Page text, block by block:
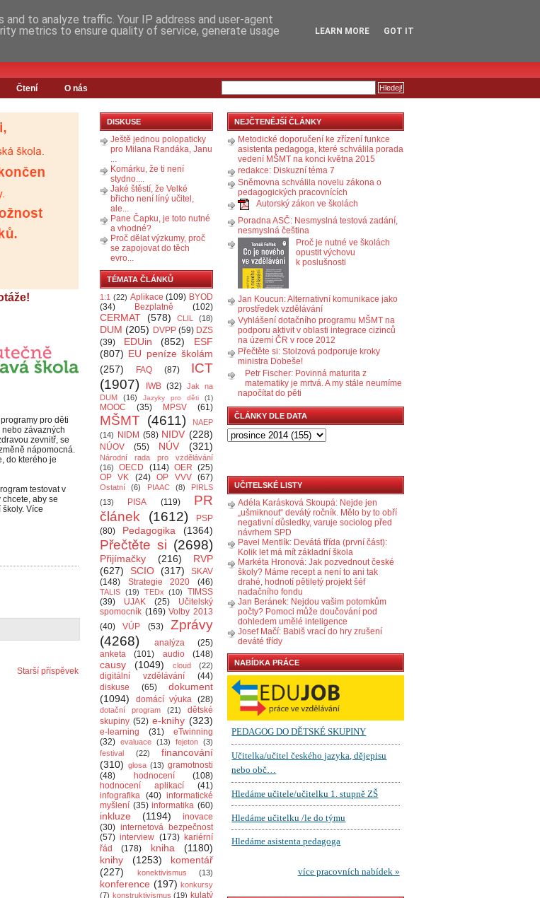
Čtení O nás
pro děti
závazných
zevnitř, se
nápomocná.
do kterého je
testovat v
aby se
Více
Starší příspěvek
DISKUSE
Ještě jednou polopaticky
pro Milana Randáka, Janu
...
Komárku, že ti není
stydno....
Jaké štěstí, že Velké
břicho není líný učitel,
ale...
Pane Čapku, je toto nutné
a vhodné?
Proč dělat výzkumy, proč
se zapojovat do těch
evro...
TÉMATA ČLÁNKŮ
1:1 (22) Aplikace (109) BYOD
(34)
Bezplatně (102)
CERMAT (578) CLIL (18)
DUM (205) DVPP (59) DZS
(39)
EDUin (852)
ESF
(807) EU peníze školám
(257)
FAQ (87)
ICT
(1907)
IWB (32) Jak na
DUM
(16) Jazyky pro děti (1)
MOOC (35) MPSV (61)
MŠMT (4611)
NAEP
(14)
NIDM (58) NIDV (228)
NÚOV (55) NÚV (321)
Národní rada pro vzdělávání
(16)
OECD (114) OER (25)
OP VK
(24) OP VVV (67)
Ostatní (6) PIAAC (8)
PIRLS
(13)
PISA (119)
PR
článek
(1612)
PSP
(80)
Pedagogika (1364)
Přečtěte si (2698)
Přijímačky (216)
RVP
(627)
SCIO (317)
SKAV
(148)
Strategie 2020 (46)
TALIS (19) TEDx (10)
TIMSS
(39)
UJAK (25)
Učitelský
spomocník (169) Volby 2013
(40)
VÚP (53)
Zprávy
(4268)
analýza
(25)
anketa
(101) audio (148)
causy (1049) cloud (22)
digitální vzdělávání
(44)
diskuse
(65)
dokument
(1094)
domácí výuka (28)
dotační program (21)
dětské
skupiny (52) e-knihy (323)
e-learning (31)
eTwinning
(32) evaluace (13) fejeton (3)
festival
(22)
financování
(310) glosa (13) gramotnosti
(48)
hodnocení
(108)
hodnocení aplikací
(41)
infografika (40) informatické
myšlení (35) informatika (60)
inkluze (1194)
inovace
(30) internetová bezpečnost
(57) interview (173) kariérní
řád
(178) kniha
(1180)
knihy
(1253)
komentář
(227)
konektivismus (13)
konference (197) konkursy
(7) konstruktivismus (19) kulatý
NEJČTENĚJŠÍ ČLÁNKY
Metodické doporučení ke zřízení funkce
asistenta pedagoga, které schválila porada
vedení MŠMT na konci května 2015
redakce: Diskuzní téma 7
Sněmovna schválila novelu zákona o
pedagogických pracovnících
Autorský zákon ve školách
Poradna ASČ: Nesmyslná testová zadání,
nesmyslná čeština
Proč je nutné ve školách
opustit výchovu
k poslušnosti
Jan Koucun: Alternativní komunikace jako
prostředek vzdělávání
Vyhlášení dotačního programu MŠMT na
podporu aktivit v oblasti integrace cizinců
na území ČR v roce 2012
Přečtěte si: Stolzová podporuje kroky
ministra Dobeše!
Petr Fischer: Povinná maturita z
matematiky je mrtvá. A my stále neumíme
napočítat do pěti
ČLÁNKY DLE DATA
UČITELSKÉ LISTY
Adéla Karásková Skoupá: Nejde jen
„ušmiknout“ devátý ročník. Mělo by to obří
negativní důsledky, varuje sociolog před
návrhem SPD
Pavel Mentlík: Devátá třída (první část):
Kolik let má mít základní škola
Markéta Hronová: Jak pozvednout české
školy? Máme recept a není to ani tak
drahé, hodnotí pětiletý projekt šéf
nadačního fondu
Jan Beránek: Nejdou vašim potomkům
počty? Pomoci může doučování pod
dohledem umělé inteligence
Josef Mačí: Babiš vrací do hry zrušení
deváté třídy
NABÍDKA PRÁCE
to analyze traffic. Your IP address and user-agent
metrics to ensure quality of service, generate usage
LEARN MORE GOT IT